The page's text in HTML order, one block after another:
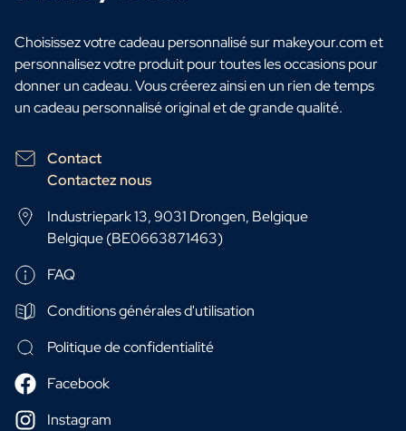
Choisissez votre cadeau personnalisé sur makeyour.com et
personnalisez votre produit pour toutes les occasions pour
donner un cadeau. Vous créerez ainsi en un rien de temps
un cadeau personnalisé original et de grande qualité.
Contact
Contactez nous
Industriepark 13, 9031 Drongen, Belgique
Belgique (BE0663871463)
FAQ
Conditions générales d'utilisation
Politique de confidentialité
Facebook
Instagram